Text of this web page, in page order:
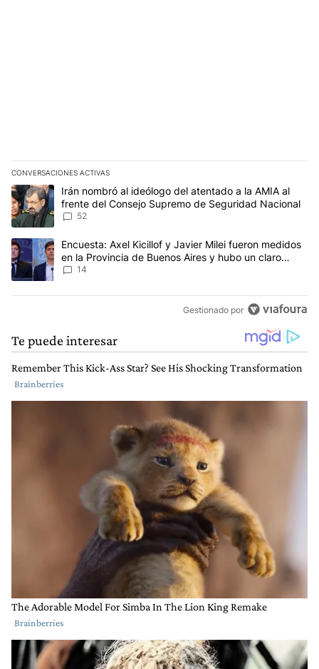
CONVERSACIONES ACTIVAS
Este listado muestra los artículos con más comentarios en los
Un artículo de tendencia con el título "Irán nombró al ideólogo
Irán nombró al ideólogo del atentado a la AMIA al
frente del Consejo Supremo de Seguridad Nacional
52
Un artículo de tendencia con el título "Encuesta: Axel Kicillof y
Encuesta: Axel Kicillof y Javier Milei fueron medidos
en la Provincia de Buenos Aires y hubo un claro
ganador
14
Gestionado por